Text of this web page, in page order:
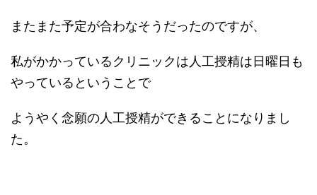
またまた予定が合わなそうだったのですが、
私がかかっているクリニックは人工授精は日曜日も
やっているということで
ようやく念願の人工授精ができることになりまし
た。